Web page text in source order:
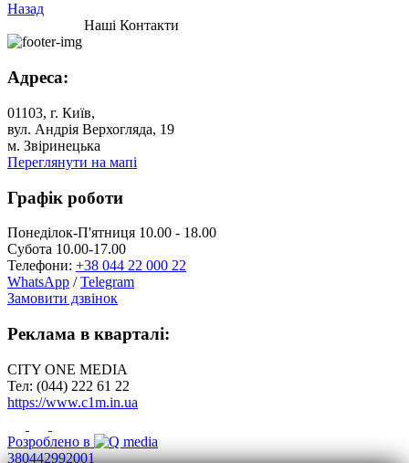
Назад
Наші Контакти
Адреса:
01103, г. Київ,
вул. Андрія Верхогляда, 19
м. Звіринецька
Переглянути на мапі
Графік роботи
Понеділок-П'ятниця 10.00 - 18.00
Субота 10.00-17.00
Телефони: +38 044 22 000 22
WhatsApp /Telegram
Замовити дзвінок
Реклама в кварталі:
CITY ONE MEDIA
Тел: (044) 222 61 22
https://www.c1m.in.ua
Розроблено в
380442992001